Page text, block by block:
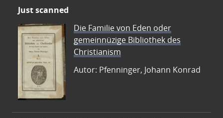
Just scanned
Die Familie von Eden oder
gemeinnüzige Bibliothek des
Christianism
Autor: Pfenninger, Johann Konrad